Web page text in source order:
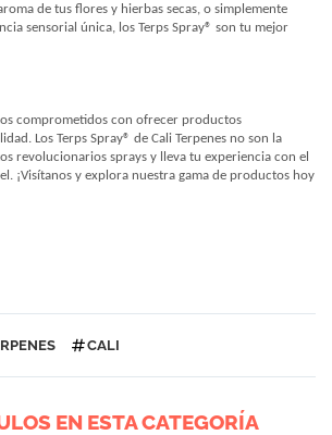
de tus flores y hierbas secas, o simplemente
sensorial única, los Terps Spray® son tu mejor
comprometidos con ofrecer productos
Los Terps Spray® de Cali Terpenes no son la
revolucionarios sprays y lleva tu experiencia con el
¡Visítanos y explora nuestra gama de productos hoy
CALI
EN ESTA CATEGORÍA